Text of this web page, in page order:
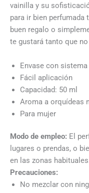
vainilla y su
para ir bien perfumada
buen regalo o
te gustará tanto que
Envase con sistema
Fácil aplicación
Capacidad: 50 ml
Aroma a orquídeas
Para mujer
Modo de empleo: El
lugares o prendas, o
en las zonas
Precauciones:
No mezclar con